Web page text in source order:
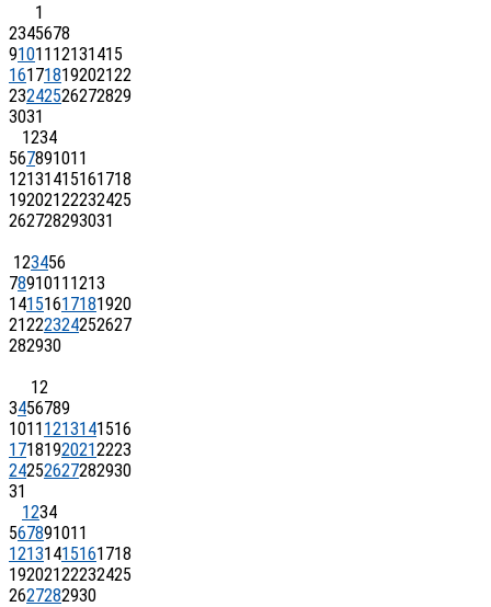
1
2345678
9101112131415
16171819202122
23242526272829
3031
1234
567891011
12131415161718
19202122232425
262728293031
123456
78910111213
14151617181920
21222324252627
282930
12
3456789
10111213141516
17181920212223
24252627282930
31
1234
567891011
12131415161718
19202122232425
2627282930